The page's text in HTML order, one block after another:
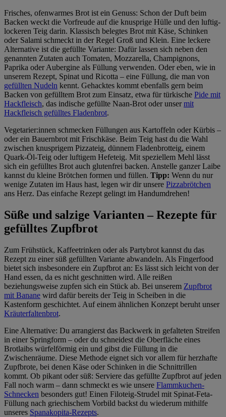
Frisches, ofenwarmes Brot ist ein Genuss: Schon der Duft beim
Backen weckt die Vorfreude auf die knusprige Hülle und den luftig-
lockeren Teig darin. Klassisch belegtes Brot mit Käse, Schinken
oder Salami schmeckt in der Regel Groß und Klein. Eine leckere
Alternative ist die gefüllte Variante: Dafür lassen sich neben den
genannten Zutaten auch Tomaten, Mozzarella, Champignons,
Paprika oder Aubergine als Füllung verwenden. Oder eben, wie in
unserem Rezept, Spinat und Ricotta – eine Füllung, die man von
gefüllten Nudeln kennt. Gehacktes kommt ebenfalls gern beim
Backen von gefülltem Brot zum Einsatz, etwa für türkische Pide mit
Hackfleisch, das indische gefüllte Naan-Brot oder unsermit
Hackfleisch gefülltes Fladenbrot.
Vegetarier:innen schmecken Füllungen aus Kartoffeln oder Kürbis –
oder ein Bauernbrot mit Frischkäse. Beim Teig hast du die Wahl
zwischen knusprigem Pizzateig, dünnem Fladenbrotteig, einem
Quark-Öl-Teig oder luftigem Hefeteig. Mit speziellem Mehl lässt
sich ein gefülltes Brot auch glutenfrei backen. Anstelle ganzer Laibe
kannst du kleine Brötchen formen und füllen. Tipp: Wenn du nur
wenige Zutaten im Haus hast, legen wir dir unsere Pizzabrötchen
ans Herz. Das einfache Rezept gelingt im Handumdrehen!
Süße und salzige Varianten – Rezepte für
gefülltes Zupfbrot
Zum Frühstück, Kaffeetrinken oder als Partybrot kannst du das
Rezept zu einer süß gefüllten Variante abwandeln. Als Fingerfood
bietet sich insbesondere ein Zupfbrot an: Es lässt sich leicht von der
Hand essen, da es nicht geschnitten wird. Alle reißen
beziehungsweise zupfen sich ein Stück ab. Bei unserem Zupfbrot
mit Banane wird dafür bereits der Teig in Scheiben in die
Kastenform geschichtet. Auf einem ähnlichen Konzept beruht unser
Kräuterfaltenbrot.
Eine Alternative: Du arrangierst das Backwerk in gefalteten Streifen
in einer Springform – oder du schneidest die Oberfläche eines
Brotlaibs würfelförmig ein und gibst die Füllung in die
Zwischenräume. Diese Methode eignet sich vor allem für herzhafte
Zupfbrote, bei denen Käse oder Schinken in die Schnittrillen
kommt. Ob pikant oder süß: Serviere das gefüllte Zupfbrot auf jeden
Fall noch warm – dann schmeckt es wie unsere Flammkuchen-
Schnecken besonders gut! Einen Filoteig-Strudel mit Spinat-Feta-
Füllung nach griechischem Vorbild backst du wiederum mithilfe
unseres Spanakopita-Rezepts.